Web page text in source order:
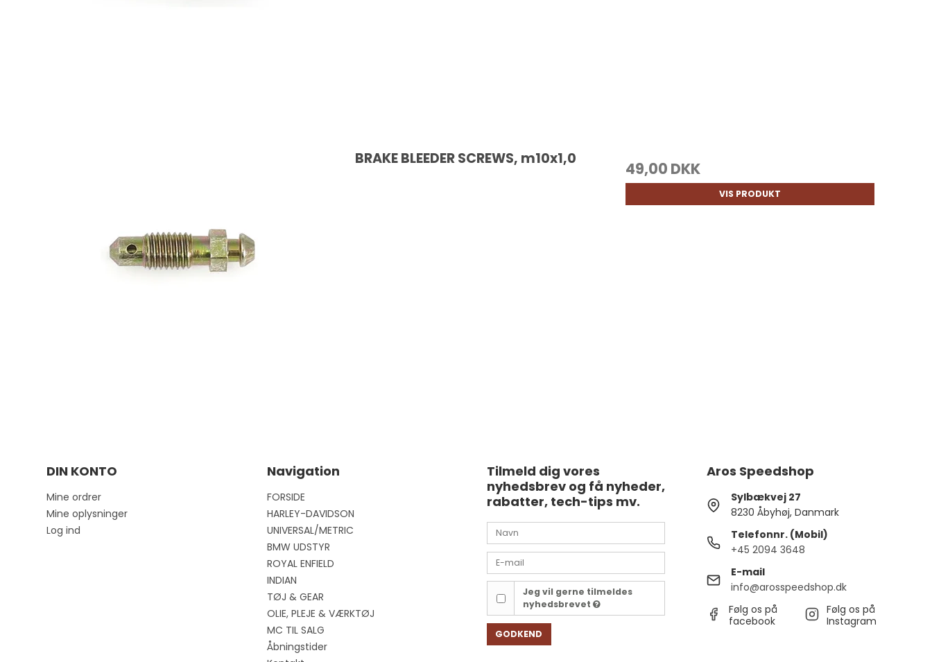
BRAKE BLEEDER SCREWS, m10x1,0
49,00 DKK
VIS PRODUKT
DIN KONTO
Mine ordrer
Mine oplysninger
Log ind
Navigation
FORSIDE
HARLEY-DAVIDSON
UNIVERSAL/METRIC
BMW UDSTYR
ROYAL ENFIELD
INDIAN
TØJ & GEAR
OLIE, PLEJE & VÆRKTØJ
MC TIL SALG
Åbningstider
Tilmeld dig vores
nyhedsbrev og få nyheder,
rabatter, tech-tips mv.
Jeg vil gerne tilmeldes
nyhedsbrevet
GODKEND
Aros Speedshop
Sylbækvej 27
8230 Åbyhøj, Danmark
Telefonnr. (Mobil)
+45 2094 3648
E-mail
info@arosspeedshop.dk
Følg os på
facebook
Følg os på
Instagram